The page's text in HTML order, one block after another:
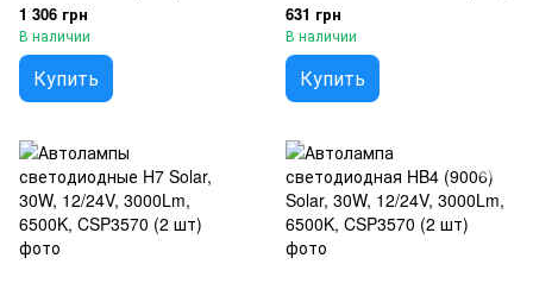
1 306 грн
В наличии
Купить
631 грн
В наличии
Купить